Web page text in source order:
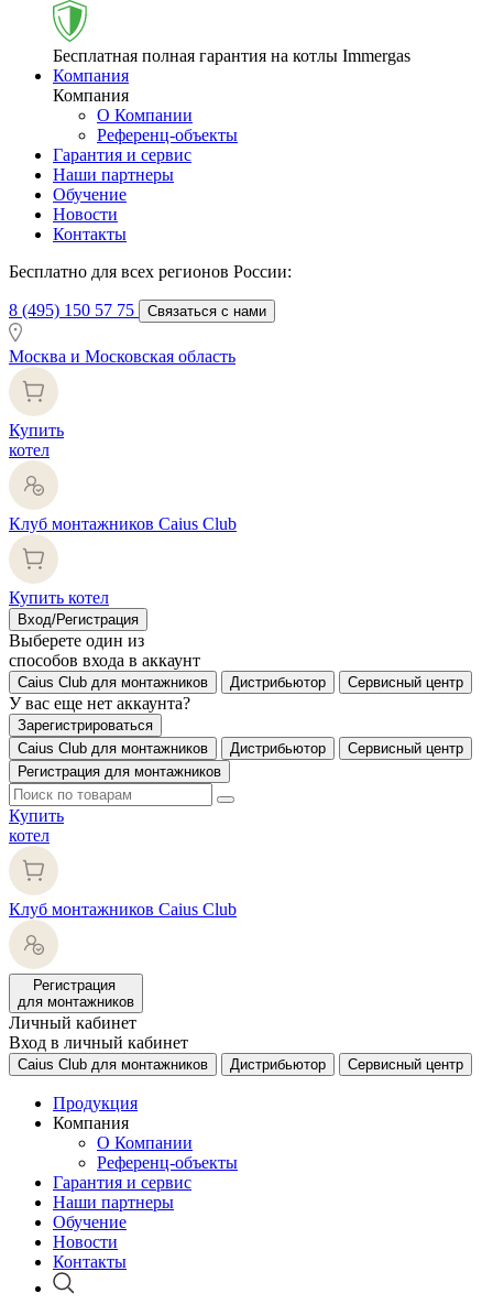
Бесплатная полная гарантия на котлы Immergas
Компания
Компания
О Компании
Референц-объекты
Гарантия и сервис
Наши партнеры
Обучение
Новости
Контакты
Бесплатно для всех регионов России:
8 (495) 150 57 75 Связаться с нами
Москва и Московская область
Купить
котел
Клуб монтажников Caius Club
Купить котел
Вход/Регистрация
Выберете один из
способов входа в аккаунт
Caius Club для монтажников Дистрибьютор Сервисный центр
У вас еще нет аккаунта?
Зарегистрироваться
Caius Club для монтажников
Дистрибьютор
Сервисный центр
Регистрация для монтажников
Купить
котел
Клуб монтажников Caius Club
Регистрация
для монтажников
Личный кабинет
Вход в личный кабинет
Caius Club для монтажников Дистрибьютор Сервисный центр
Продукция
Компания
О Компании
Референц-объекты
Гарантия и сервис
Наши партнеры
Обучение
Новости
Контакты